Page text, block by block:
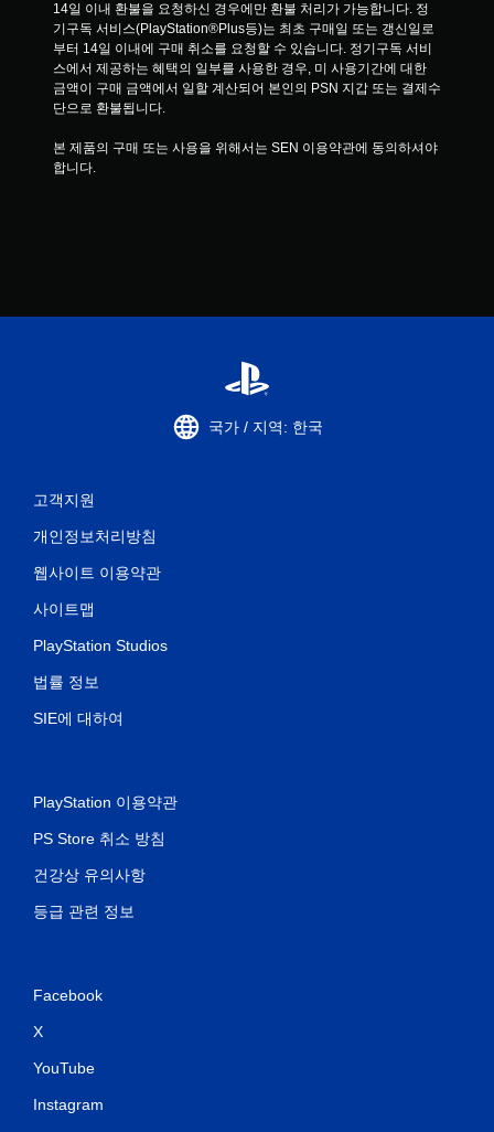
14일 이내 환불을 요청하신 경우에만 환불 처리가 가능합니다. 정
기구독 서비스(PlayStation®Plus등)는 최초 구매일 또는 갱신일로
부터 14일 이내에 구매 취소를 요청할 수 있습니다. 정기구독 서비
스에서 제공하는 혜택의 일부를 사용한 경우, 미 사용기간에 대한
금액이 구매 금액에서 일할 계산되어 본인의 PSN 지갑 또는 결제수
단으로 환불됩니다.
본 제품의 구매 또는 사용을 위해서는 SEN 이용약관에 동의하셔야
합니다.
국가 / 지역: 한국
고객지원
개인정보처리방침
웹사이트 이용약관
사이트맵
PlayStation Studios
법률 정보
SIE에 대하여
PlayStation 이용약관
PS Store 취소 방침
건강상 유의사항
등급 관련 정보
Facebook
X
YouTube
Instagram